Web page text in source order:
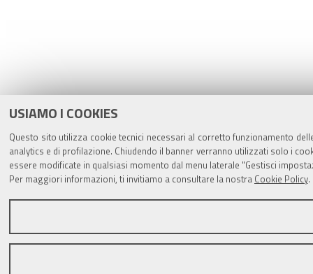
USIAMO I COOKIES
Questo sito utilizza cookie tecnici necessari al corretto funzionamento
analytics e di profilazione. Chiudendo il banner verranno utilizzati solo i
essere modificate in qualsiasi momento dal menu laterale "Gestisci
Per maggiori informazioni, ti invitiamo a consultare la nostra Cookie Policy.